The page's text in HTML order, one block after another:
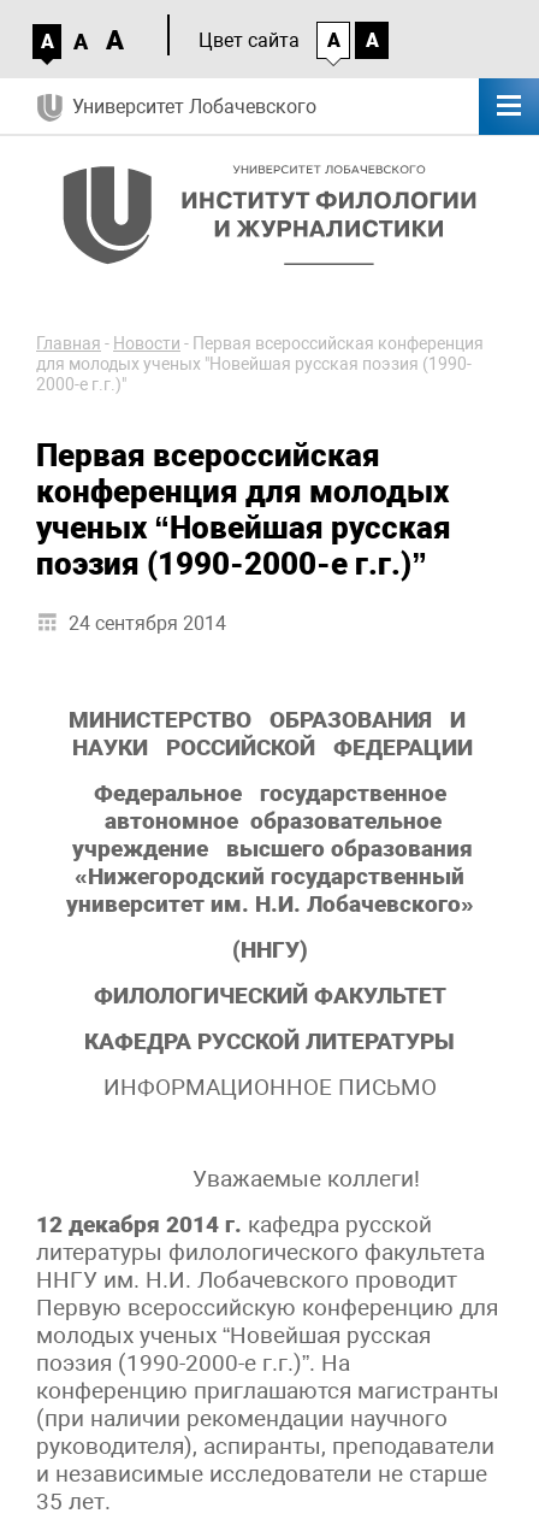
A A A Цвет сайта A A
Университет Лобачевского
Главная - Новости - Первая всероссийская конференция
для молодых ученых "Новейшая русская поэзия (1990-
2000-е г.г.)"
Первая всероссийская
конференция для молодых
ученых “Новейшая русская
поэзия (1990-2000-е г.г.)”
24 сентября 2014
МИНИСТЕРСТВО ОБРАЗОВАНИЯ И
НАУКИ РОССИЙСКОЙ ФЕДЕРАЦИИ
Федеральное государственное
автономное образовательное
учреждение высшего образования
«Нижегородский государственный
университет им. Н.И. Лобачевского»
(ННГУ)
ФИЛОЛОГИЧЕСКИЙ ФАКУЛЬТЕТ
КАФЕДРА РУССКОЙ ЛИТЕРАТУРЫ
ИНФОРМАЦИОННОЕ ПИСЬМО
Уважаемые коллеги!
12 декабря 2014 г. кафедра русской
литературы филологического факультета
ННГУ им. Н.И. Лобачевского проводит
Первую всероссийскую конференцию для
молодых ученых “Новейшая русская
поэзия (1990-2000-е г.г.)”. На
конференцию приглашаются магистранты
(при наличии рекомендации научного
руководителя), аспиранты, преподаватели
и независимые исследователи не старше
35 лет.